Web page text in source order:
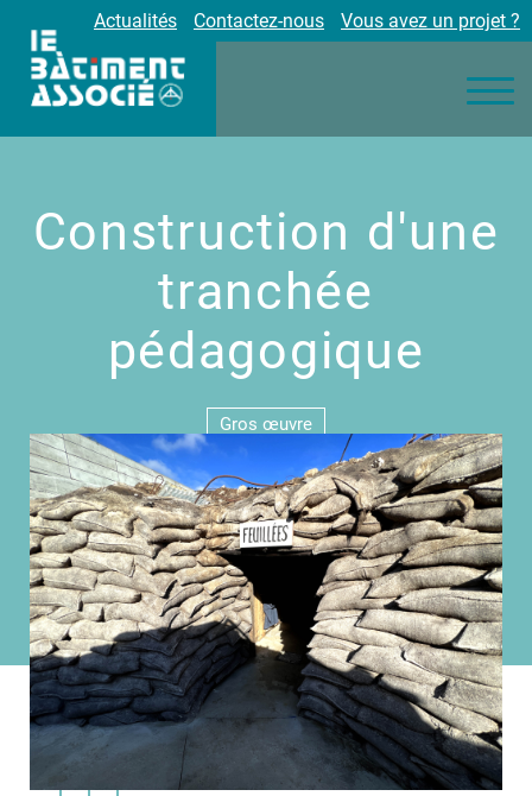
Actualités Contactez-nous Vous avez un projet ?
Nos engagements
Nos métiers
Environnement
Partenaires
Carrières
Construction d'une
tranchée
pédagogique
Gros œuvre